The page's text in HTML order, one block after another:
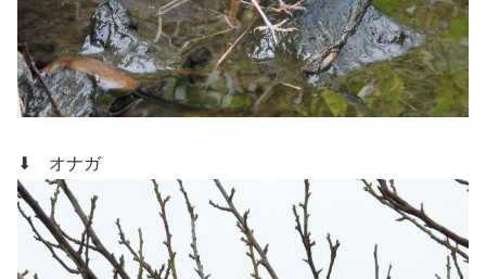
⬇ オナガ